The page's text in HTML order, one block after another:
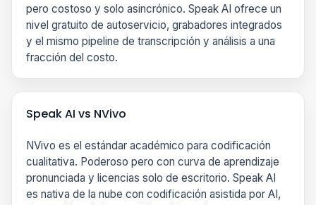
pero costoso y solo asincrónico. Speak AI ofrece un
nivel gratuito de autoservicio, grabadores integrados
y el mismo pipeline de transcripción y análisis a una
fracción del costo.
Speak AI vs NVivo
NVivo es el estándar académico para codificación
cualitativa. Poderoso pero con curva de aprendizaje
pronunciada y licencias solo de escritorio. Speak AI
es nativa de la nube con codificación asistida por AI,